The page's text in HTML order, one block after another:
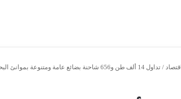
اقتصاد / تداول 14 ألف طن و656 شاحنة بضائع عامة ومتنوعة بموانئ البحر الأحمر